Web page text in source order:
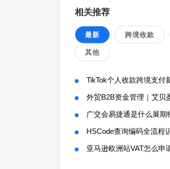
相关推荐
最新 跨境收款
其他
TikTok个人收款跨境支付
外贸B2B资金管理｜艾贝
广交会易捷通是什么展
HSCode查询编码全流程
亚马逊欧洲站VAT怎么申